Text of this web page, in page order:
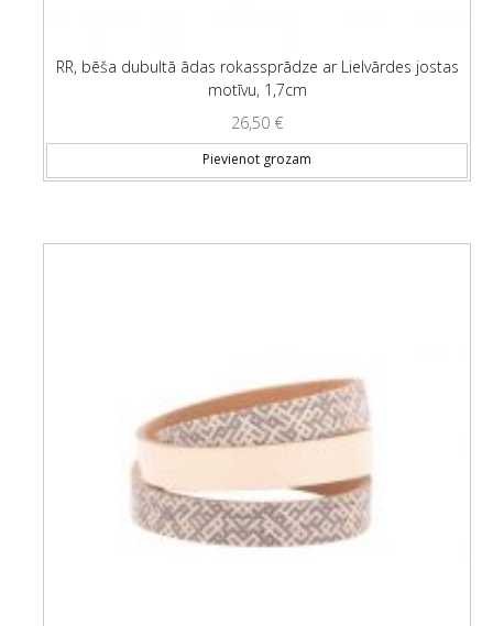
RR, bēša dubultā ādas rokassprādze ar Lielvārdes jostas
motīvu, 1,7cm
26,50 €
Pievienot grozam